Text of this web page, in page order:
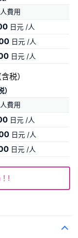
費用
日元 /人
日元 /人
日元 /人
税）
費用
日元 /人
日元 /人
日元 /人
!